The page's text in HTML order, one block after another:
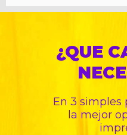
¿QUE
En 3 simples
la mejor